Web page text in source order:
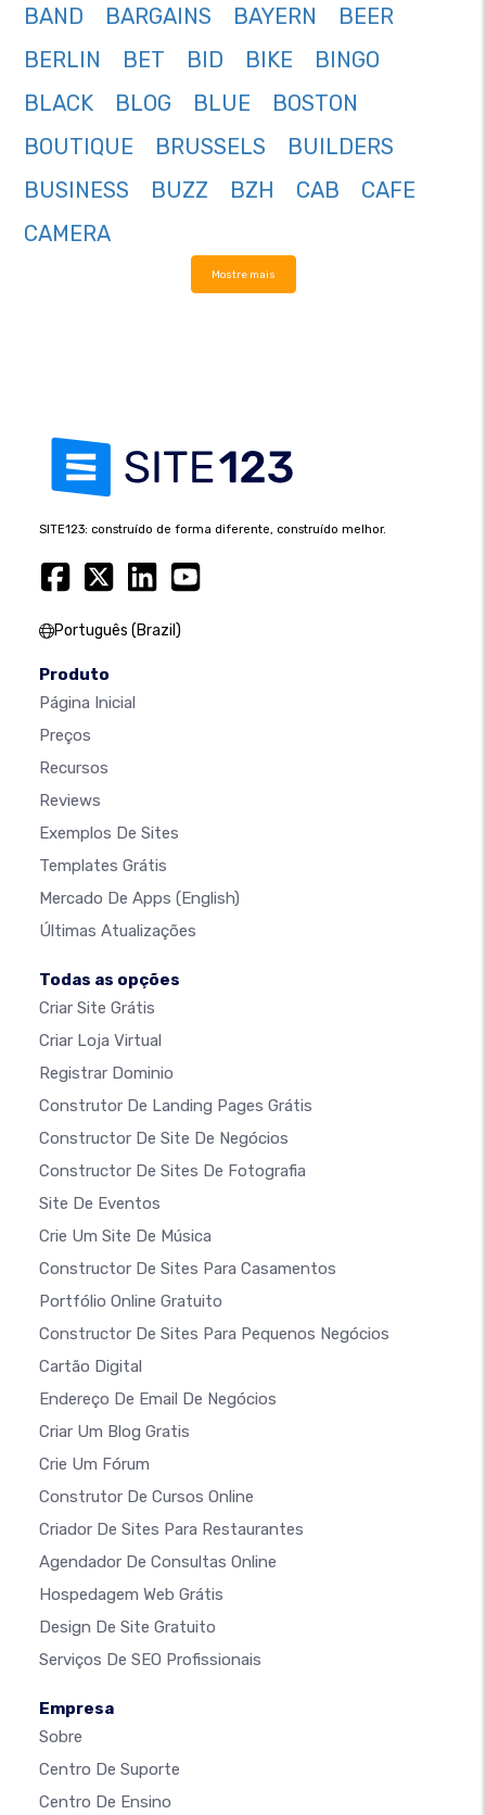
BAND
BARGAINS BAYERN
BEER
BERLIN
BET BID BIKE
BINGO
BLACK
BLOG BLUE
BOSTON
BOUTIQUE
BRUSSELS
BUILDERS
BUSINESS
BUZZ BZH CAB
CAFE
CAMERA
Mostre mais
SITE123: construído de forma diferente, construído melhor.
Português (Brazil)
Produto
Página Inicial
Preços
Recursos
Reviews
Exemplos De Sites
Templates Grátis
Mercado De Apps (English)
Últimas Atualizações
Todas as opções
Criar Site Grátis
Criar Loja Virtual
Registrar Dominio
Construtor De Landing Pages Grátis
Constructor De Site De Negócios
Constructor De Sites De Fotografia
Site De Eventos
Crie Um Site De Música
Constructor De Sites Para Casamentos
Portfólio Online Gratuito
Constructor De Sites Para Pequenos Negócios
Cartão Digital
Endereço De Email De Negócios
Criar Um Blog Gratis
Crie Um Fórum
Construtor De Cursos Online
Criador De Sites Para Restaurantes
Agendador De Consultas Online
Hospedagem Web Grátis
Design De Site Gratuito
Serviços De SEO Profissionais
Empresa
Sobre
Centro De Suporte
Centro De Ensino